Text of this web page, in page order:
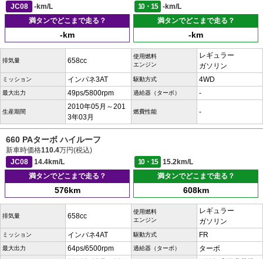
JC08
-km/L 10・15
-km/L
満タンでどこまで走る？
-km
満タンでどこまで走る？
-km
排気量 658cc
使用燃料
エンジン
レギュラー
ガソリン
ミッション インパネ3AT 駆動方式 4WD
最大出力 49ps/5800rpm 過給器（ターボ） -
生産期間
2010年05月～201
3年03月
燃費性能 -
660 PAターボ ハイルーフ
新車時価格110.4万円(税込)
JC08
14.4km/L 10・15
15.2km/L
満タンでどこまで走る？
576km
満タンでどこまで走る？
608km
排気量 658cc
使用燃料
エンジン
レギュラー
ガソリン
ミッション インパネ4AT 駆動方式 FR
最大出力 64ps/6500rpm 過給器（ターボ） ターボ